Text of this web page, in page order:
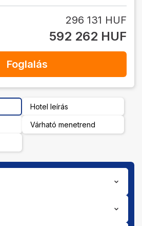
296 131 HUF
592 262 HUF
Foglalás
Hotel leírás
Várható menetrend